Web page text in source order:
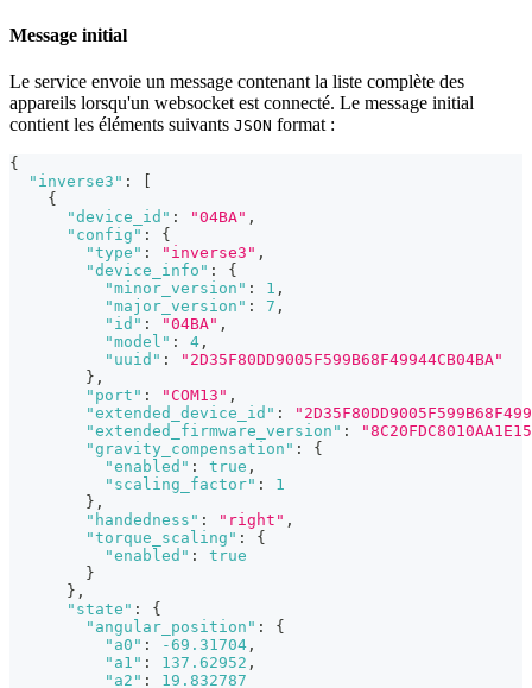
Message initial
Le service envoie un message contenant la liste complète des
appareils lorsqu'un websocket est connecté. Le message initial
contient les éléments suivants JSON format :
{
"inverse3" :
{
"device_id" : "04BA" ,
"config" :
{
"type" : "inverse3" ,
"device_info" :
{
"minor_version" : 1 ,
"major_version" : 7 ,
"id" : "04BA" ,
"model" : 4 ,
"uuid" :
"2D35F80DD9005F599B68F49944CB04BA"
} ,
"port" : "COM13" ,
"extended_device_id" :
"extended_firmware_version" :
"gravity_compensation" :
{
"enabled" : true ,
"scaling_factor" :
1
} ,
"handedness" : "right" ,
"torque_scaling" :
{
"enabled" :
true
}
} ,
"state" :
{
"angular_position" :
{
"a0" : -69.31704 ,
"a1" : 137.62952 ,
"a2" : 19.832787